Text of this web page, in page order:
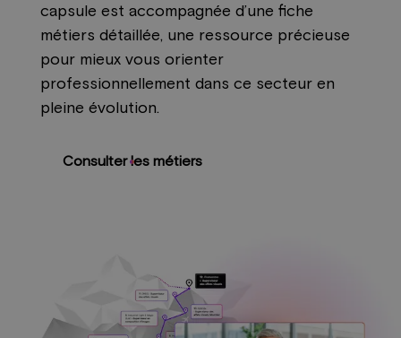
capsule est accompagnée d’une fiche
métiers détaillée, une ressource précieuse
pour mieux vous orienter
professionnellement dans ce secteur en
pleine évolution.
Consulter les métiers